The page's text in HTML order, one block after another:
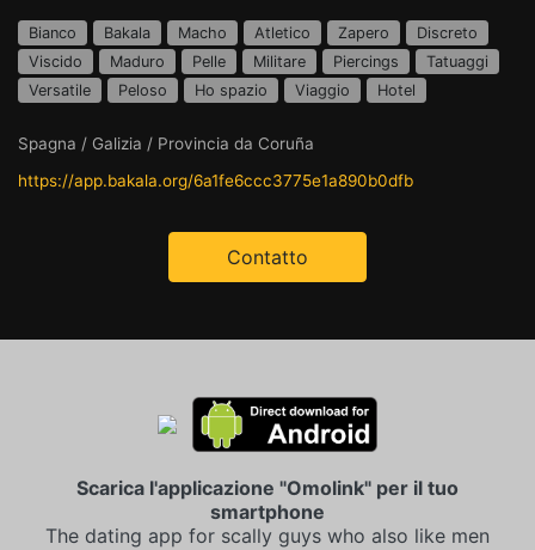
Bianco Bakala Macho Atletico Zapero
Discreto
Viscido
Maduro Pelle Militare Piercings
Tatuaggi
Versatile
Peloso Ho spazio Viaggio Hotel
Spagna / Galizia / Provincia da Coruña
https://app.bakala.org/6a1fe6ccc3775e1a890b0dfb
Contatto
Scarica l'applicazione "Omolink" per il tuo
smartphone
The dating app for scally guys who also like men